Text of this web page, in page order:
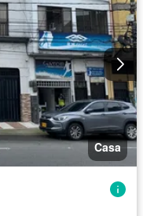
Casa